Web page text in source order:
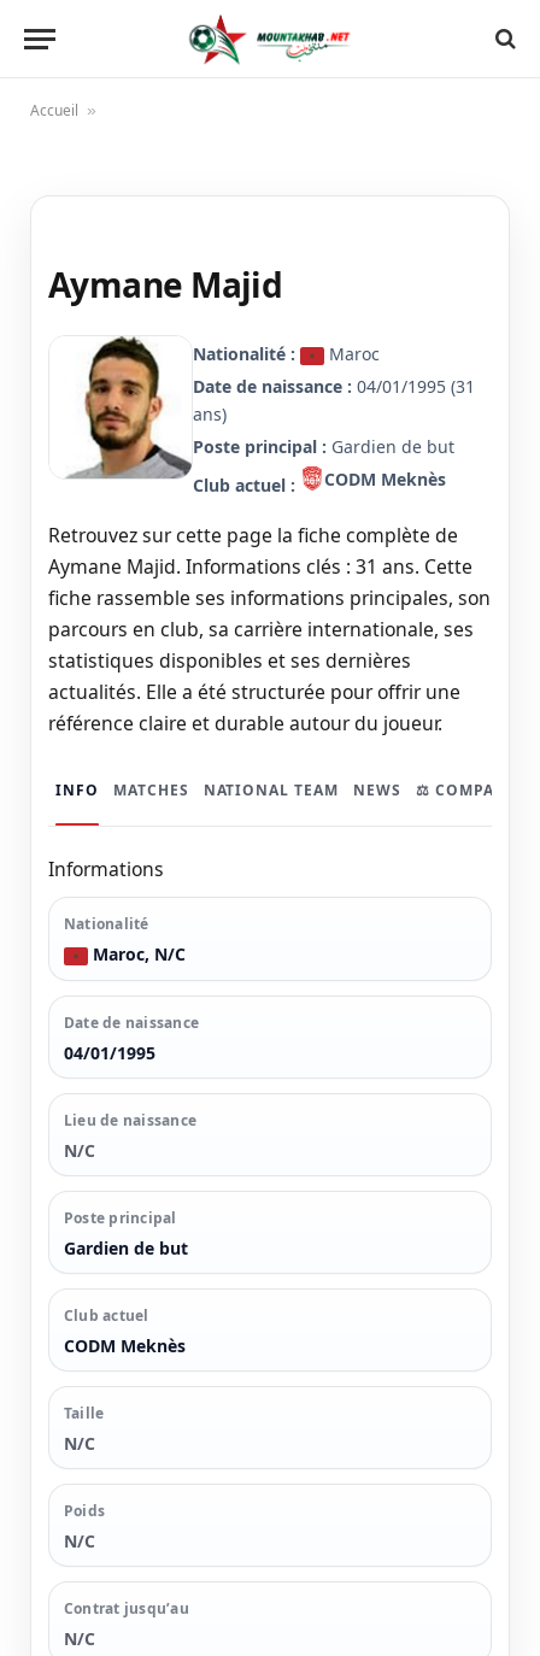
Accueil »
Aymane Majid
Nationalité :
Maroc
Date de naissance : 04/01/1995 (31
ans)
Poste principal : Gardien de but
Club actuel :
CODM Meknès
Retrouvez sur cette page la fiche complète de
Aymane Majid. Informations clés : 31 ans. Cette
fiche rassemble ses informations principales, son
parcours en club, sa carrière internationale, ses
statistiques disponibles et ses dernières
actualités. Elle a été structurée pour offrir une
référence claire et durable autour du joueur.
INFO MATCHES NATIONAL TEAM NEWS ⚖️ COMPARER
Informations
Nationalité
Maroc, N/C
Date de naissance
04/01/1995
Lieu de naissance
N/C
Poste principal
Gardien de but
Club actuel
CODM Meknès
Taille
N/C
Poids
N/C
Contrat jusqu’au
N/C